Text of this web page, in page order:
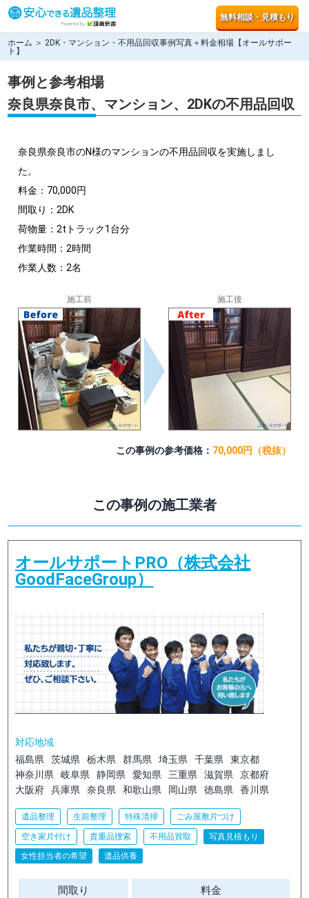
無料相談・見積もり
ホーム ＞ 2DK・マンション・不用品回収事例写真＋料金相場【オールサポー
ト】
事例と参考相場
奈良県奈良市、マンション、2DKの不用品回収
奈良県奈良市のN様のマンションの不用品回収を実施しまし
た。
料金：70,000円
間取り：2DK
荷物量：2tトラック1台分
作業時間：2時間
作業人数：2名
施工前 施工後
この事例の参考価格： 70,000円（税抜）
この事例の施工業者
オールサポートPRO（株式会社
GoodFaceGroup）
対応地域
福島県
茨城県 栃木県 群馬県 埼玉県 千葉県
東京都
神奈川県
岐阜県 静岡県 愛知県 三重県 滋賀県
京都府
大阪府
兵庫県 奈良県 和歌山県 岡山県 徳島県 香川県
遺品整理 生前整理 特殊清掃 ごみ屋敷片づけ
空き家片付け 貴重品捜索 不用品買取
写真見積もり
女性担当者の希望
遺品供養
間取り 料金